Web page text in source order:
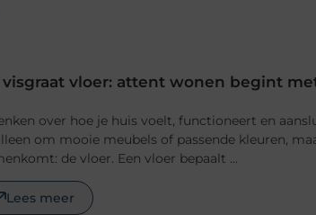
visgraat vloer: attent wonen begint
over hoe je huis voelt, functioneert en
om mooie meubels of passende kleuren,
de vloer. Een vloer bepaalt ...
Lees meer